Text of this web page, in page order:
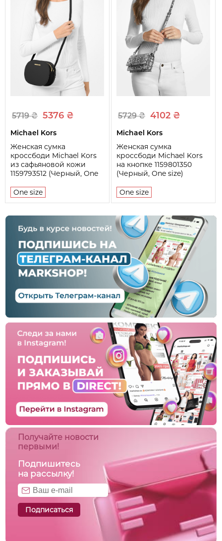
5719 ₴ 5376 ₴
Michael Kors
Женская сумка
кроссбоди Michael Kors
из сафьяновой кожи
1159793512 (Черный, One
One size
5729 ₴ 4102 ₴
Michael Kors
Женская сумка
кроссбоди Michael Kors
на кнопке 1159801350
(Черный, One size)
One size
Получайте новости
первыми!
Подпишитесь
на рассылку!
Подписаться